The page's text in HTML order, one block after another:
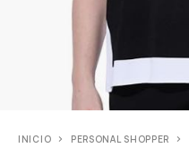
INICIO PERSONAL SHOPPER